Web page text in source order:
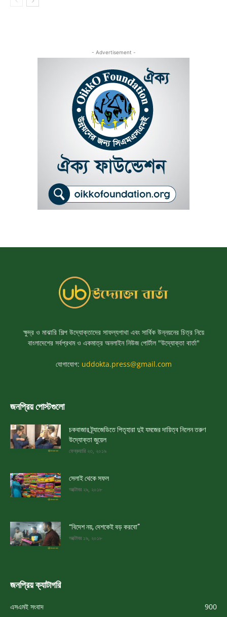
- Advertisement -
ক্ষুদ্র ও মাঝারি শিল্প উদ্যোক্তাদের সাফল্যগাথা এবং সার্বিক উন্নয়নের চিত্র নিয়ে
বাংলাদেশের সর্বপ্রথম ও একমাত্র অনলাইন নিউজ পোর্টাল "উদ্যোক্তা বার্তা"
যোগাযোগ: uddokta.press@gmail.com
জনপ্রিয় পোস্টগুলো
চকবাজার ট্র্যাজেডিতে পিতৃহারা দুই যমজের দায়িত্ব নিলেন তরুণ
উদ্যোক্তা জুয়েল
ফেব্রুয়ারি ২৩, ২০১৯
সেলাই থেকে সফল
অক্টোবর ২৯, ২০১৮
“বিদেশ নয়, দেশকেই বড় করবো”
অক্টোবর ১৯, ২০১৮
জনপ্রিয় ক্যাটাগরি
এসএমই সংবাদ
900